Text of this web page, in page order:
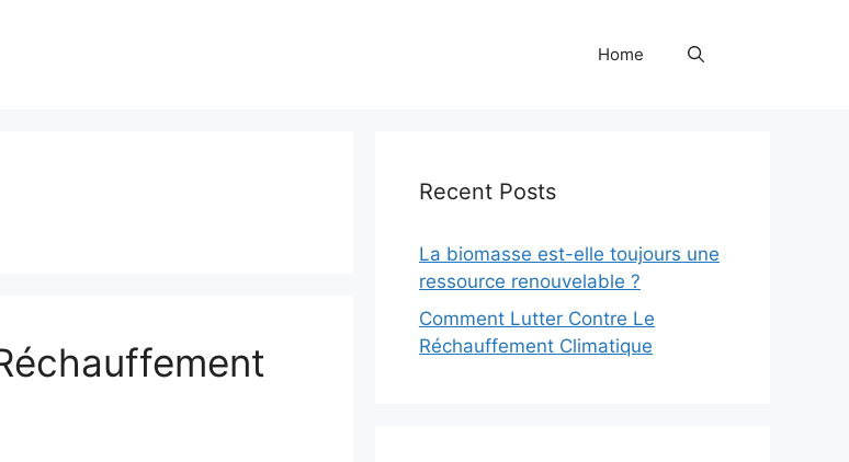
Home
Recent Posts
La biomasse est-elle toujours une
ressource renouvelable ?
Comment Lutter Contre Le
Réchauffement Climatique